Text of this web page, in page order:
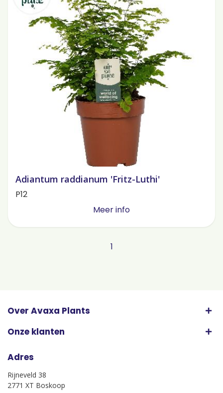
Adiantum raddianum 'Fritz-Luthi'
P12
Meer info
1
Over Avaxa Plants
Onze klanten
Adres
Rijneveld 38
2771 XT Boskoop